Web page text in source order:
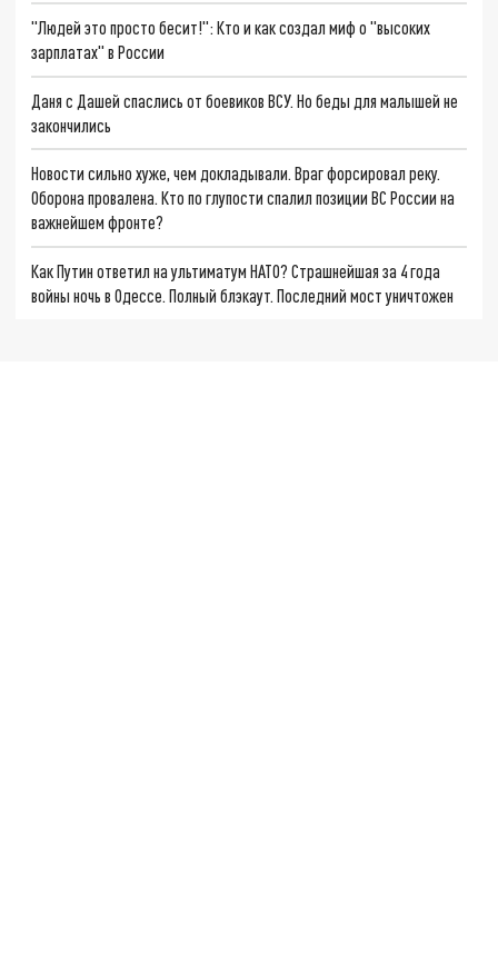
"Людей это просто бесит!": Кто и как создал миф о "высоких
зарплатах" в России
Даня с Дашей спаслись от боевиков ВСУ. Но беды для малышей не
закончились
Новости сильно хуже, чем докладывали. Враг форсировал реку.
Оборона провалена. Кто по глупости спалил позиции ВС России на
важнейшем фронте?
Как Путин ответил на ультиматум НАТО? Страшнейшая за 4 года
войны ночь в Одессе. Полный блэкаут. Последний мост уничтожен